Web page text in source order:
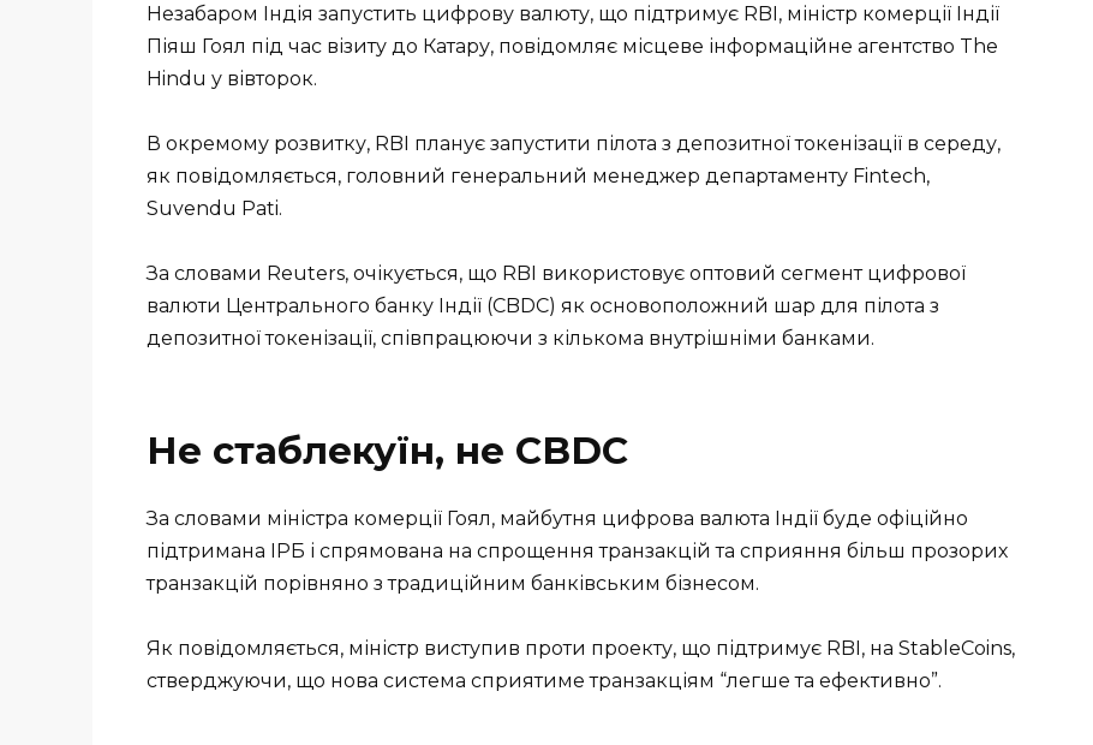
Незабаром Індія запустить цифрову валюту, що підтримує RBI, міністр комерції Індії
Піяш Гоял під час візиту до Катару, повідомляє місцеве інформаційне агентство The
Hindu у вівторок.
В окремому розвитку, RBI планує запустити пілота з депозитної токенізації в середу,
як повідомляється, головний генеральний менеджер департаменту Fintech,
Suvendu Pati.
За словами Reuters, очікується, що RBI використовує оптовий сегмент цифрової
валюти Центрального банку Індії (CBDC) як основоположний шар для пілота з
депозитної токенізації, співпрацюючи з кількома внутрішніми банками.
Не стаблекуїн, не CBDC
За словами міністра комерції Гоял, майбутня цифрова валюта Індії буде офіційно
підтримана ІРБ і спрямована на спрощення транзакцій та сприяння більш прозорих
транзакцій порівняно з традиційним банківським бізнесом.
Як повідомляється, міністр виступив проти проекту, що підтримує RBI, на StableCoins,
стверджуючи, що нова система сприятиме транзакціям “легше та ефективно”.